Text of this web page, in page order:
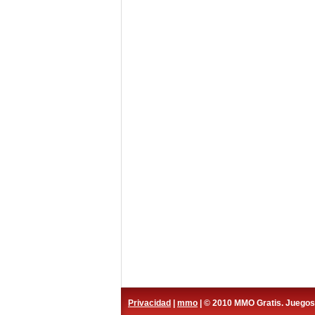
Privacidad mmo | © 2010 MMO Gratis.